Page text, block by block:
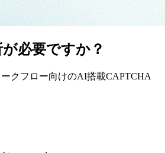
必要ですか？
ークフロー向けのAI搭載CAPTCHA